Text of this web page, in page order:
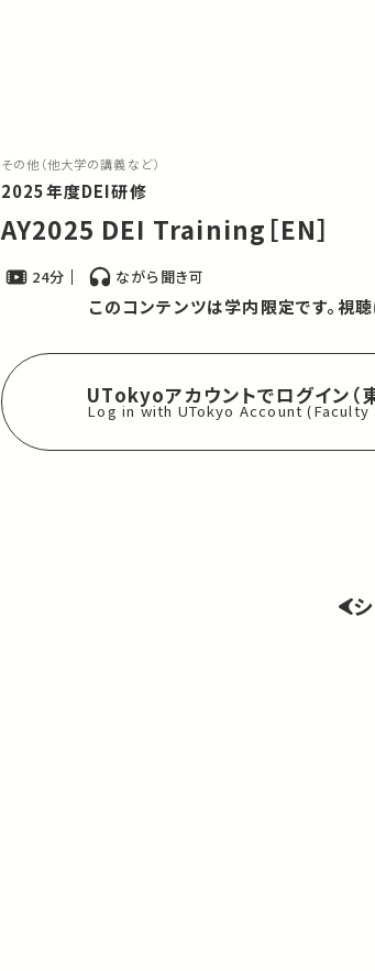
その他（他大学の講義など）
2025年度DEI研修
AY2025 DEI Training［EN］
24分 ながら聞き可
このコンテンツは学内限定です。視
UTokyoアカウントでログイン
Log in with UTokyo Account